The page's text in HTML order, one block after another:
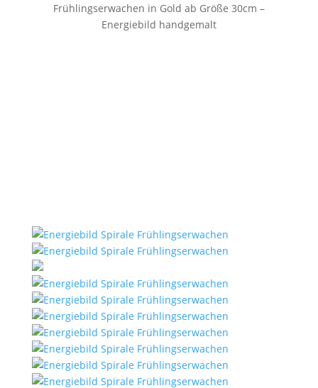
Frühlingserwachen in Gold ab Größe 30cm –
Energiebild handgemalt